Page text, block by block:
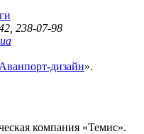
238-07-98
Аванпорт-дизайн».
компания «Темис».